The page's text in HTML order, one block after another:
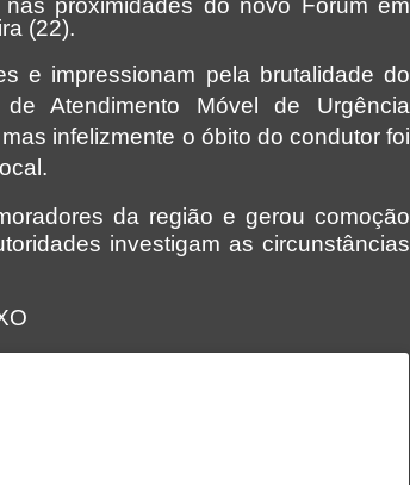
proximidades do novo Fórum em
(22).
e impressionam pela brutalidade do
Atendimento Móvel de Urgência
infelizmente o óbito do condutor foi
da região e gerou comoção
investigam as circunstâncias